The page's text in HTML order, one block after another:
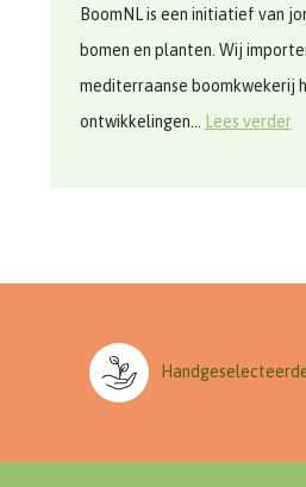
BoomNL is een initiatief van
bomen en planten. Wij
mediterraanse boomkwekerij
ontwikkelingen...
Lees verder